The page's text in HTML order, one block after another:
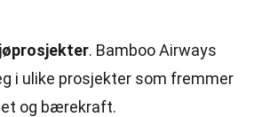
. Bamboo Airways
i ulike prosjekter som fremmer
og bærekraft.